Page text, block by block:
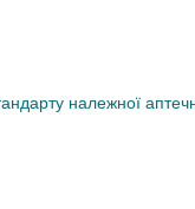
належної